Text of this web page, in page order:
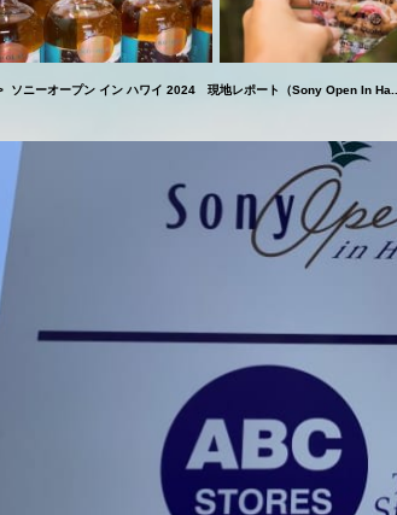
ソニーオープン イン ハワイ 2024 現地レポート（Sony Open In Ha...